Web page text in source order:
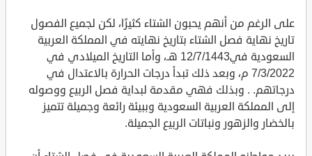
على الرغم من أنهم يحبون الشتاء كثيرًا، لكن لجميع الفصول
تاريخ نهاية فصل الشتاء بتاريخ نهايته في المملكة العربية
السعودية في12/7/1443 هـ، وأما التاريخ الميلادي في
7/3/2022 م، وبعد ذلك تبدأ درجات الحرارة بالاعتدال في
درجاتهم. . وبذلك فهي مقدمة لبداية فصل الربيع ووصوله
إلى المملكة العربية السعودية وببيئة رائعة وجميلة تتميز
بالخضار والزهور ونباتات الربيع الجميلة.